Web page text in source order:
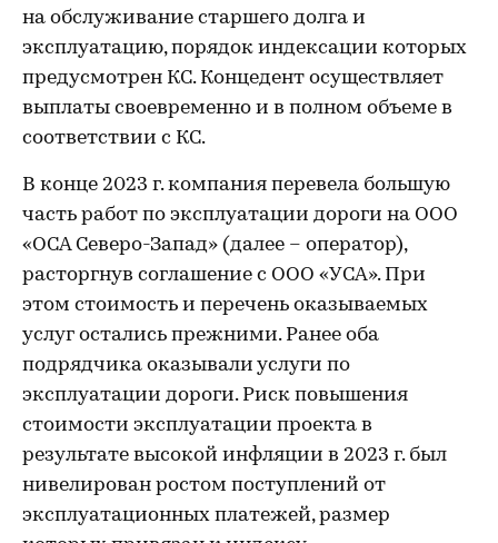
на обслуживание старшего долга и
эксплуатацию, порядок индексации которых
предусмотрен КС. Концедент осуществляет
выплаты своевременно и в полном объеме в
соответствии с КС.
В конце 2023 г. компания перевела большую
часть работ по эксплуатации дороги на ООО
«ОСА Северо-Запад» (далее – оператор),
расторгнув соглашение с ООО «УСА». При
этом стоимость и перечень оказываемых
услуг остались прежними. Ранее оба
подрядчика оказывали услуги по
эксплуатации дороги. Риск повышения
стоимости эксплуатации проекта в
результате высокой инфляции в 2023 г. был
нивелирован ростом поступлений от
эксплуатационных платежей, размер